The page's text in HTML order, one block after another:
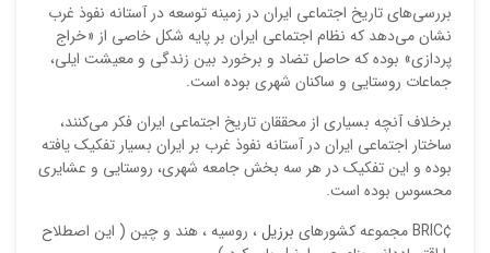
بررسی‌های تاریخ اجتماعی ایران در زمینه توسعه در آستانه نفوذ غرب
نشان می‌دهد که نظام اجتماعی ایران بر پایه شکل خاصی از «خراج
پردازی» بوده که حاصل تضاد و برخورد بین زندگی و معیشت ایلی،
جماعات روستایی و ساکنان شهری بوده است.
برخلاف آنچه بسیاری از محققان تاریخ اجتماعی ایران فکر می‌کنند،
ساختار اجتماعی ایران در آستانه نفوذ غرب بر ایران بسیار تفکیک یافته
بوده و این تفکیک در هر سه بخش جامعه شهری، روستایی و عشایری
محسوس بوده است.
¢BRIC مجموعه کشورهای
برزیل، روسیه ، هند و چین ( این اصطلاح